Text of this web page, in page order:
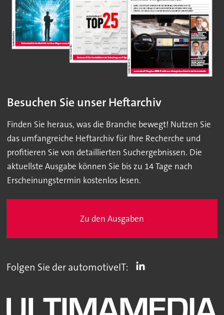
Besuchen Sie unser Heftarchiv
Finden Sie heraus, was die Branche bewegt! Nutzen Sie
das umfangreiche Heftarchiv für Ihre Recherche und
profitieren Sie von detaillierten Suchergebnissen. Die
aktuellste Ausgabe können Sie bis zu 14 Tage nach
Erscheinungstermin kostenlos lesen.
Zu den Ausgaben
Folgen Sie der automotiveIT: